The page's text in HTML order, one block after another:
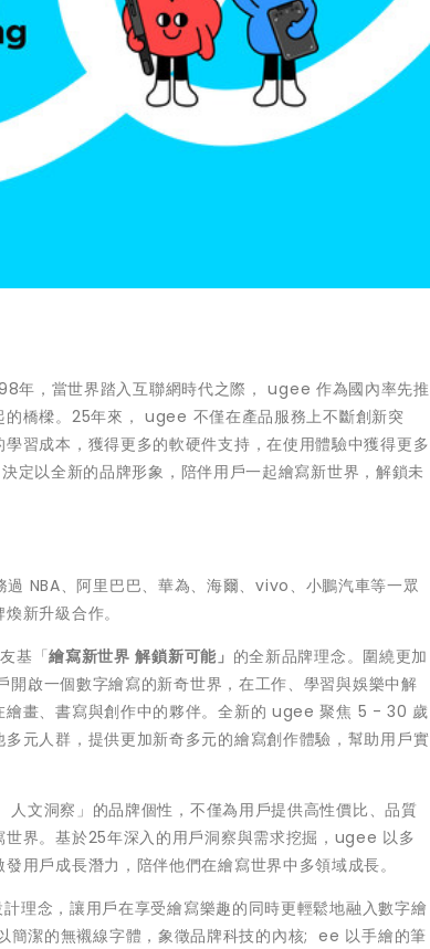
年，當世界踏入互聯網時代之際， ugee 作為國內率先推
橋樑。25年來， ugee 不僅在產品服務上不斷創新突
習成本，獲得更多的軟硬件支持，在使用體驗中獲得更多
以全新的品牌形象，陪伴用戶一起繪寫新世界，解鎖未
NBA、阿里巴巴、華為、海爾、vivo、小鵬汽車等一眾
新升級合作。
基「繪寫新世界 解鎖新可能」 的全新品牌理念。圍繞更加
啟一個數字繪寫的新奇世界，在工作、學習與娛樂中解
繪畫、書寫與創作中的夥伴。全新的 ugee 聚焦 5 - 30 歲
元人群，提供更加新奇多元的繪寫創作體驗，幫助用戶實
文洞察」的品牌個性，不僅為用戶提供高性價比、品質
界。基於25年深入的用戶洞察與需求挖掘，ugee 以多
用戶成長潛力，陪伴他們在繪寫世界中多領域成長。
理念，讓用戶在享受繪寫樂趣的同時更輕鬆地融入數字繪
潔的無襯線字體，象徵品牌科技的內核; ee 以手繪的筆